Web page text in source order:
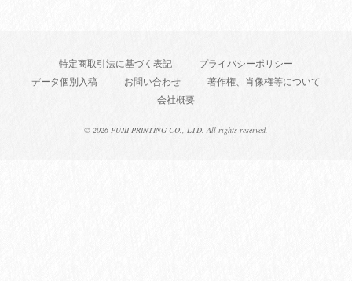
特定商取引法に基づく表記
プライバシーポリシー
データ個別入稿
お問い合わせ
著作権、肖像権等について
会社概要
© 2026 FUJII PRINTING CO., LTD. All rights reserved.